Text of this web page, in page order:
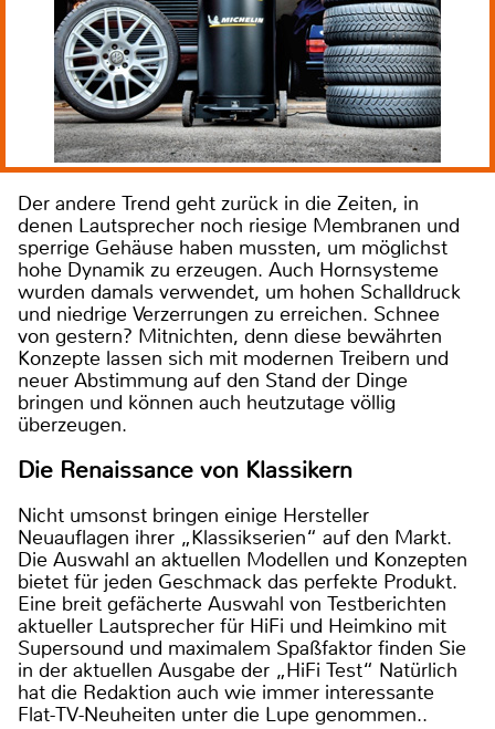
Der andere Trend geht zurück in die Zeiten, in
denen Lautsprecher noch riesige Membranen und
sperrige Gehäuse haben mussten, um möglichst
hohe Dynamik zu erzeugen. Auch Hornsysteme
wurden damals verwendet, um hohen Schalldruck
und niedrige Verzerrungen zu erreichen. Schnee
von gestern? Mitnichten, denn diese bewährten
Konzepte lassen sich mit modernen Treibern und
neuer Abstimmung auf den Stand der Dinge
bringen und können auch heutzutage völlig
überzeugen.
Die Renaissance von Klassikern
Nicht umsonst bringen einige Hersteller
Neuauflagen ihrer „Klassikserien“ auf den Markt.
Die Auswahl an aktuellen Modellen und Konzepten
bietet für jeden Geschmack das perfekte Produkt.
Eine breit gefächerte Auswahl von Testberichten
aktueller Lautsprecher für HiFi und Heimkino mit
Supersound und maximalem Spaßfaktor finden Sie
in der aktuellen Ausgabe der „HiFi Test“ Natürlich
hat die Redaktion auch wie immer interessante
Flat-TV-Neuheiten unter die Lupe genommen..